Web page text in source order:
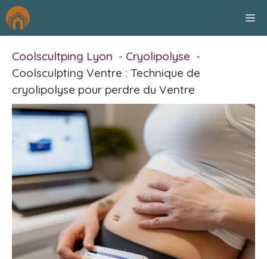
Aller
au
Coolscultping Lyon
Cryolipolyse
Coolsculpting Ventre : Technique de
cryolipolyse pour perdre du Ventre